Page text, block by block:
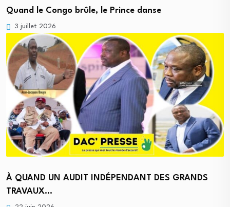
Quand le Congo brûle, le Prince danse
3 juillet 2026
À QUAND UN AUDIT INDÉPENDANT DES GRANDS
TRAVAUX…